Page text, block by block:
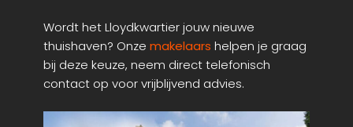
Wordt het Lloydkwartier jouw nieuwe
thuishaven? Onze makelaars helpen je graag
bij deze keuze, neem direct telefonisch
contact op voor vrijblijvend advies.